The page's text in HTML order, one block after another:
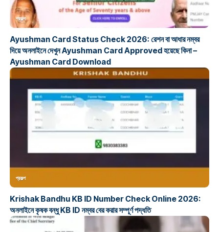
প্রকল্প
Ayushman Card Status Check 2026: রেশন বা আধার নম্বর
দিয়ে অনলাইনে দেখুন Ayushman Card Approved হয়েছে কিনা –
Ayushman Card Download
প্রকল্প
Krishak Bandhu KB ID Number Check Online 2026:
অনলাইনে কৃষক বন্ধু KB ID নম্বর বের করার সম্পূর্ণ পদ্ধতি